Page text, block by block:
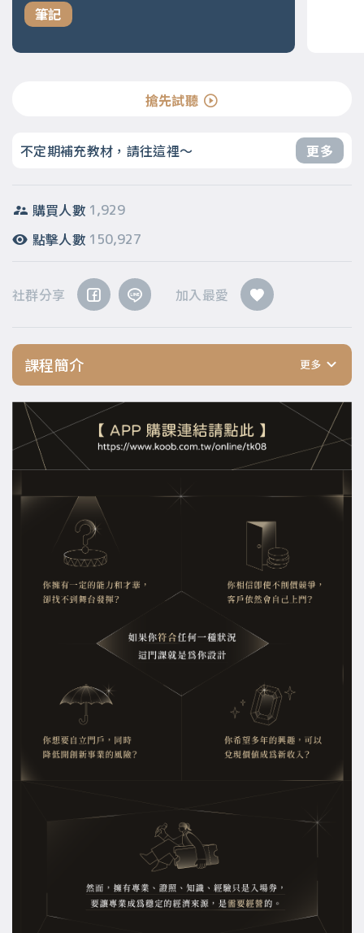
筆記
搶先試聽
不定期補充教材，請往這裡～ 更多
購買人數 1,929
點擊人數 150,927
社群分享 加入最愛
課程簡介